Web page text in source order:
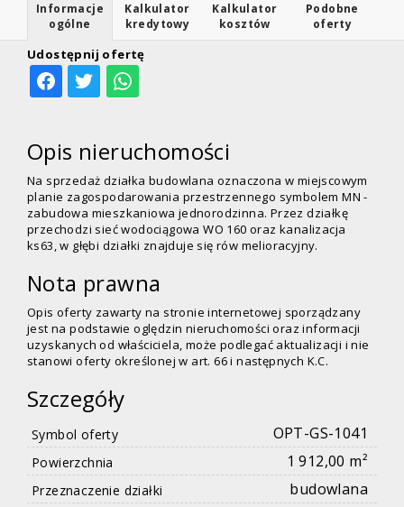
Udostępnij ofertę
Informacje
ogólne
Kalkulator
kredytowy
Kalkulator
kosztów
Podobne
oferty
Opis nieruchomości
Na sprzedaż działka budowlana oznaczona w miejscowym
planie zagospodarowania przestrzennego symbolem MN -
zabudowa mieszkaniowa jednorodzinna. Przez działkę
przechodzi sieć wodociągowa WO 160 oraz kanalizacja
ks63, w głębi działki znajduje się rów melioracyjny.
Nota prawna
Opis oferty zawarty na stronie internetowej sporządzany
jest na podstawie oględzin nieruchomości oraz informacji
uzyskanych od właściciela, może podlegać aktualizacji i nie
stanowi oferty określonej w art. 66 i następnych K.C.
Szczegóły
Symbol oferty OPT-GS-1041
Powierzchnia 1 912,00 m²
Przeznaczenie działki budowlana